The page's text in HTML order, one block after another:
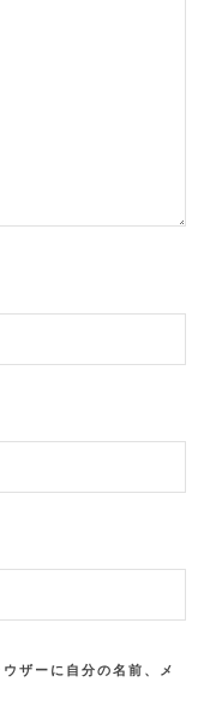
ザーに自分の名前、メ